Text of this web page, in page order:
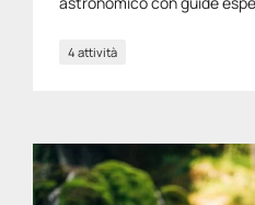
4 attività